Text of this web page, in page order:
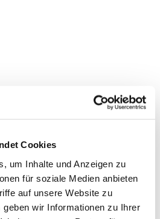
Cookies
um Inhalte und Anzeigen zu
für soziale Medien anbieten
auf unsere Website zu
wir Informationen zu Ihrer
stellt eine Plattform für die
(OS-Plattform) bereit, die